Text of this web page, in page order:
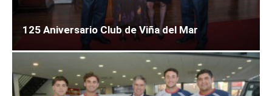
125 Aniversario Club de Viña del Mar